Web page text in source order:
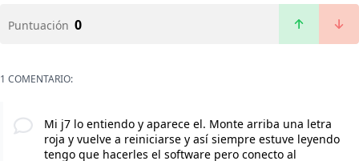
Puntuación 0
1 COMENTARIO:
Mi j7 lo entiendo y aparece el. Monte arriba una letra
roja y vuelve a reiniciarse y así siempre estuve leyendo
tengo que hacerles el software pero conecto al